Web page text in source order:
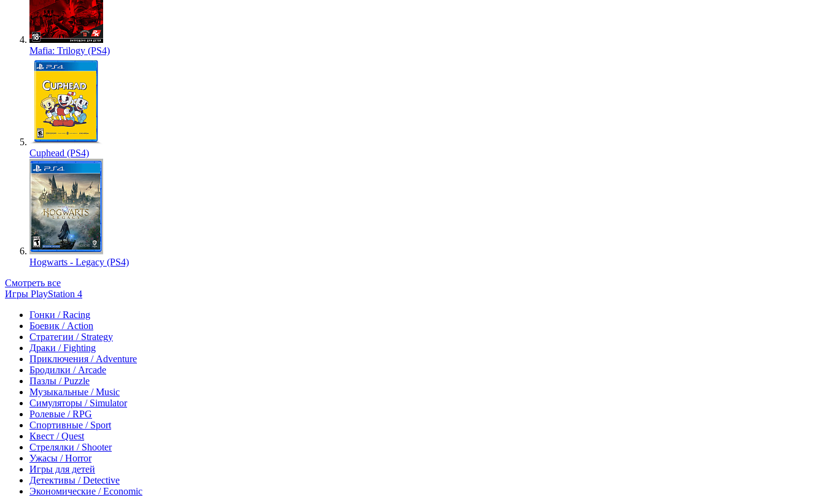
Mafia: Trilogy (PS4)
Cuphead (PS4)
Hogwarts - Legacy (PS4)
Смотреть все
Игры PlayStation 4
Гонки / Racing
Боевик / Action
Стратегии / Strategy
Драки / Fighting
Приключения / Adventure
Бродилки / Arcade
Пазлы / Puzzle
Музыкальные / Music
Симуляторы / Simulator
Ролевые / RPG
Спортивные / Sport
Квест / Quest
Стрелялки / Shooter
Ужасы / Horror
Игры для детей
Детективы / Detective
Экономические / Economic